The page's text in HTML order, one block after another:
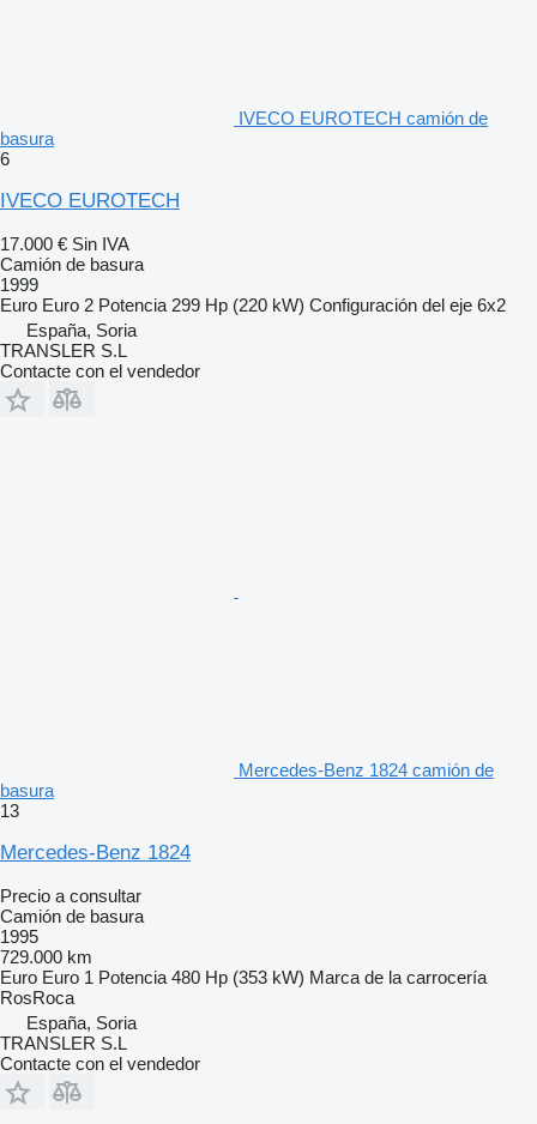
IVECO EUROTECH camión de
basura
6
IVECO EUROTECH
17.000 € Sin IVA
Camión de basura
1999
Euro Euro 2 Potencia 299 Hp (220 kW) Configuración del eje 6x2
España, Soria
TRANSLER S.L
Contacte con el vendedor
Mercedes-Benz 1824 camión de
basura
13
Mercedes-Benz 1824
Precio a consultar
Camión de basura
1995
729.000 km
Euro Euro 1 Potencia 480 Hp (353 kW) Marca de la carrocería
RosRoca
España, Soria
TRANSLER S.L
Contacte con el vendedor